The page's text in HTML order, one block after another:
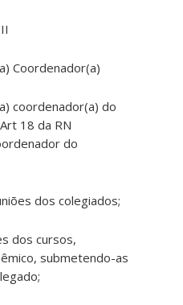
Coordenador(a)
coordenador(a) do
18 da RN
do
dos colegiados;
dos cursos,
submetendo-as